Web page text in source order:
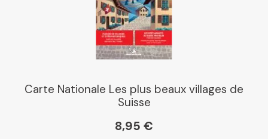
Carte Nationale Les plus beaux villages de
Suisse
8,95 €